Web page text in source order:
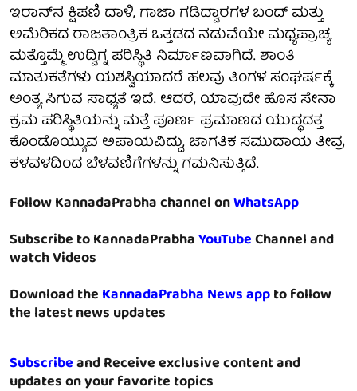
ಇರಾನ್‌ನ ಕ್ಷಿಪಣಿ ದಾಳಿ, ಗಾಜಾ ಗಡಿದ್ವಾರಗಳ ಬಂದ್ ಮತ್ತು
ಅಮೆರಿಕದ ರಾಜತಾಂತ್ರಿಕ ಒತ್ತಡದ ನಡುವೆಯೇ ಮಧ್ಯಪ್ರಾಚ್ಯ
ಮತ್ತೊಮ್ಮೆ ಉದ್ವಿಗ್ನ ಪರಿಸ್ಥಿತಿ ನಿರ್ಮಾಣವಾಗಿದೆ. ಶಾಂತಿ
ಮಾತುಕತೆಗಳು ಯಶಸ್ವಿಯಾದರೆ ಹಲವು ತಿಂಗಳ ಸಂಘರ್ಷಕ್ಕೆ
ಅಂತ್ಯ ಸಿಗುವ ಸಾಧ್ಯತೆ ಇದೆ. ಆದರೆ, ಯಾವುದೇ ಹೊಸ ಸೇನಾ
ಕ್ರಮ ಪರಿಸ್ಥಿತಿಯನ್ನು ಮತ್ತೆ ಪೂರ್ಣ ಪ್ರಮಾಣದ ಯುದ್ಧದತ್ತ
ಕೊಂಡೊಯ್ಯುವ ಅಪಾಯವಿದ್ದು, ಜಾಗತಿಕ ಸಮುದಾಯ ತೀವ್ರ
ಕಳವಳದಿಂದ ಬೆಳವಣಿಗೆಗಳನ್ನು ಗಮನಿಸುತ್ತಿದೆ.
Follow KannadaPrabha channel onWhatsApp
Subscribe to KannadaPrabhaYouTubeChannel and
watch Videos
Download theKannadaPrabha News appto follow
the latest news updates
Subscribeand Receive exclusive content and
updates on your favorite topics